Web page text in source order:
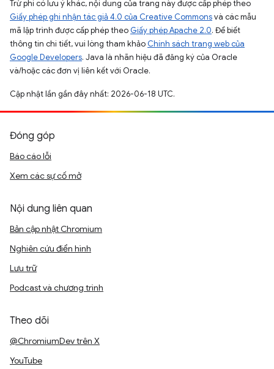
Trừ phi có lưu ý khác, nội dung của trang này được cấp phép theo
Giấy phép ghi nhận tác giả 4.0 của Creative Commonsvà các mẫu
mã lập trình được cấp phép theo Giấy phép Apache 2.0. Để biết
thông tin chi tiết, vui lòng tham khảo Chính sách trang web của
Google Developers. Java là nhãn hiệu đã đăng ký của Oracle
và/hoặc các đơn vị liên kết với Oracle.
Cập nhật lần gần đây nhất: 2026-06-18 UTC.
Đóng góp
Báo cáo lỗi
Xem các sự cố mở
Nội dung liên quan
Bản cập nhật Chromium
Nghiên cứu điển hình
Lưu trữ
Podcast và chương trình
Theo dõi
@ChromiumDev trên X
YouTube